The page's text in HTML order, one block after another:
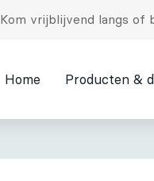
Kom vrijblijvend langs of
Home Producten &